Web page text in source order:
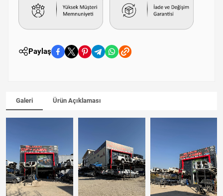
Paylaş
Galeri Ürün Açıklaması